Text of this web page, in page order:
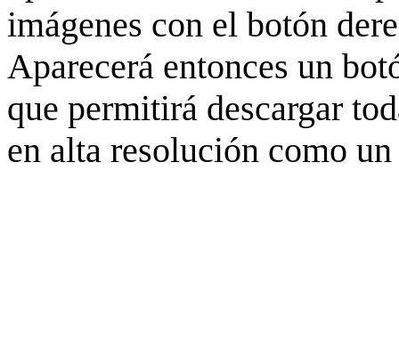
imágenes con el botón
Aparecerá entonces un
que permitirá descargar
en alta resolución como